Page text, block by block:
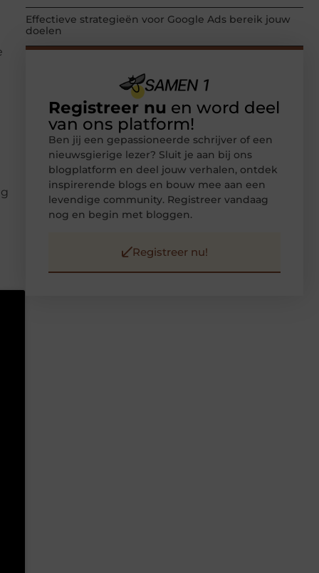
Effectieve strategieën voor Google Ads bereik jouw
doelen
Registreer nu en word deel
van ons platform!
Ben jij een gepassioneerde schrijver of een
nieuwsgierige lezer? Sluit je aan bij ons
blogplatform en deel jouw verhalen, ontdek
inspirerende blogs en bouw mee aan een
levendige community. Registreer vandaag
nog en begin met bloggen.
Registreer nu!